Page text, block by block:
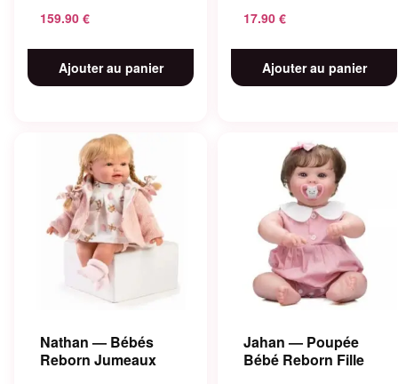
159.90 €
Ajouter au panier
17.90 €
Ajouter au panier
Nathan — Bébés
Reborn Jumeaux
Jahan — Poupée
Bébé Reborn Fille